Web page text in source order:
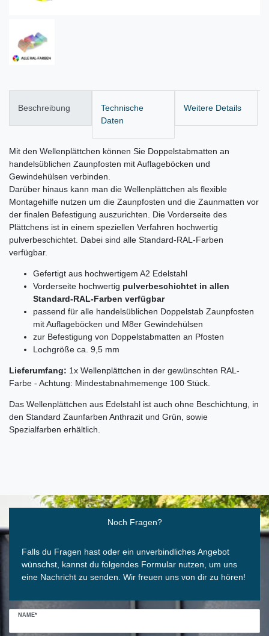
Beschreibung
Technische
Daten
Weitere Details
Mit den Wellenplättchen können Sie Doppelstabmatten an
handelsüblichen Zaunpfosten mit Auflageböcken und
Gewindehülsen verbinden.
Darüber hinaus kann man die Wellenplättchen als flexible
Montagehilfe nutzen um die Zaunpfosten und die Zaunmatten vor
der finalen Befestigung auszurichten. Die Vorderseite des
Plättchens ist in einem speziellen Verfahren hochwertig
pulverbeschichtet. Dabei sind alle Standard-RAL-Farben
verfügbar.
Gefertigt aus hochwertigem A2 Edelstahl
Vorderseite hochwertig pulverbeschichtet in allen
Standard-RAL-Farben verfügbar
passend für alle handelsüblichen Doppelstab Zaunpfosten
mit Auflageböcken und M8er Gewindehülsen
zur Befestigung von Doppelstabmatten an Pfosten
Lochgröße ca. 9,5 mm
Lieferumfang: 1x Wellenplättchen in der gewünschten RAL-
Farbe - Achtung: Mindestabnahmemenge 100 Stück.
Das Wellenplättchen aus Edelstahl ist auch ohne Beschichtung, in
den Standard Zaunfarben Anthrazit und Grün, sowie
Spezialfarben erhältlich.
Noch Fragen?
Falls du Fragen hast oder ein unverbindliches Angebot
wünschst, kannst du folgendes Formular nutzen, um uns
eine Nachricht zu senden. Wir freuen uns von dir zu hören!
NAME*
Ceres::Template.mailFormHoneypotLabel